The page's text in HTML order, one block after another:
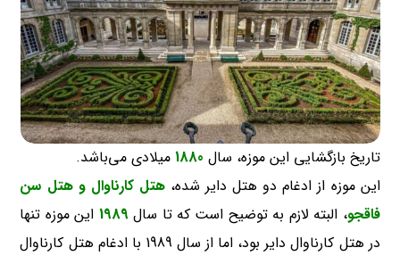
تاریخ بازگشایی این موزه، سال 1880 میلادی می‌باشد.
این موزه از ادغام دو هتل دایر شده،هتل کارناوال و هتل سن
فاقجو، البته لازم به توضیح است که تا سال1989 این موزه تنها
در هتل کارناوال دایر بود، اما از سال 1989 با ادغام هتل کارناوال